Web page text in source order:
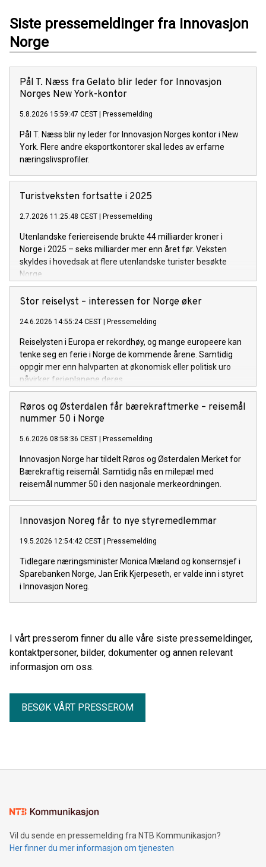
Siste pressemeldinger fra Innovasjon
Norge
Pål T. Næss fra Gelato blir leder for Innovasjon
Norges New York-kontor
5.8.2026 15:59:47 CEST | Pressemelding
Pål T. Næss blir ny leder for Innovasjon Norges kontor i New
York. Flere andre eksportkontorer skal ledes av erfarne
næringslivsprofiler.
Turistveksten fortsatte i 2025
2.7.2026 11:25:48 CEST | Pressemelding
Utenlandske feriereisende brukte 44 milliarder kroner i
Norge i 2025 – seks milliarder mer enn året før. Veksten
skyldes i hovedsak at flere utenlandske turister besøkte
Norge.
Stor reiselyst – interessen for Norge øker
24.6.2026 14:55:24 CEST | Pressemelding
Reiselysten i Europa er rekordhøy, og mange europeere kan
tenke seg en ferie i Norge de kommende årene. Samtidig
oppgir mer enn halvparten at økonomisk eller politisk uro
påvirker ferieplanene deres.
Røros og Østerdalen får bærekraftmerke – reisemål
nummer 50 i Norge
5.6.2026 08:58:36 CEST | Pressemelding
Innovasjon Norge har tildelt Røros og Østerdalen Merket for
Bærekraftig reisemål. Samtidig nås en milepæl med
reisemål nummer 50 i den nasjonale merkeordningen.
Innovasjon Noreg får to nye styremedlemmar
19.5.2026 12:54:42 CEST | Pressemelding
Tidlegare næringsminister Monica Mæland og konsernsjef i
Sparebanken Norge, Jan Erik Kjerpeseth, er valde inn i styret
i Innovasjon Noreg.
I vårt presserom finner du alle våre siste pressemeldinger,
kontaktpersoner, bilder, dokumenter og annen relevant
informasjon om oss.
BESØK VÅRT PRESSEROM
Vil du sende en pressemelding fra NTB Kommunikasjon?
Her finner du mer informasjon om tjenesten